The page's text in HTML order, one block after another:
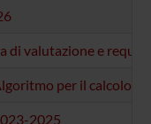
di valutazione e
per il calcolo
2025